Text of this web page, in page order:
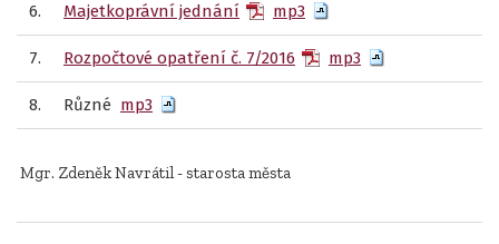
6. Majetkoprávní jednání mp3
7. Rozpočtové opatření č. 7/2016 mp3
8. Různé mp3
Mgr. Zdeněk Navrátil - starosta města